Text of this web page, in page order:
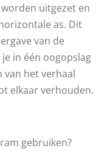
uitgezet en
as. Dit
van de
in één oogopslag
van het verhaal
elkaar verhouden.
gebruiken?